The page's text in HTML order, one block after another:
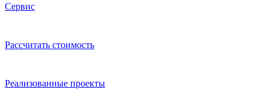
Сервис
Расcчитать стоимость
Реализованные проекты